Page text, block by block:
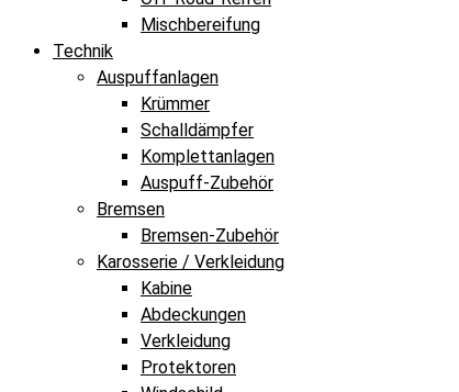
Mischbereifung
Technik
Auspuffanlagen
Krümmer
Schalldämpfer
Komplettanlagen
Auspuff-Zubehör
Bremsen
Bremsen-Zubehör
Karosserie / Verkleidung
Kabine
Abdeckungen
Verkleidung
Protektoren